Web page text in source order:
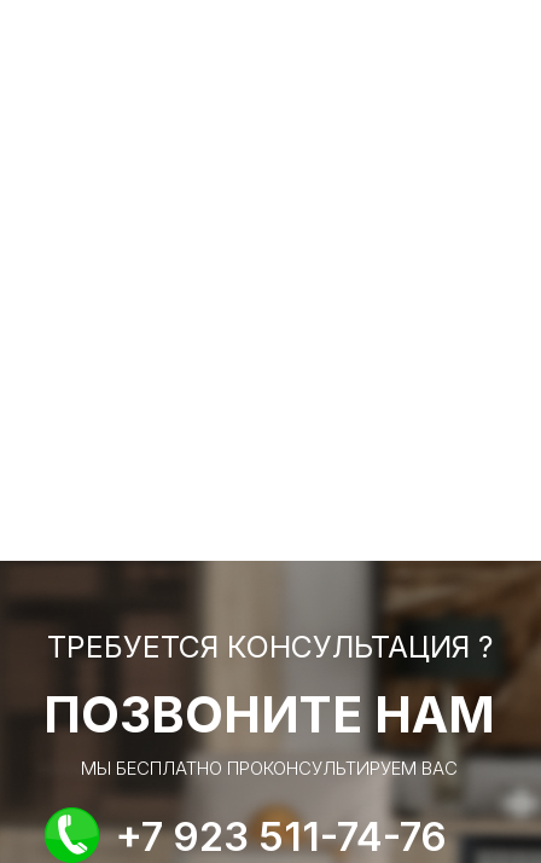
ТРЕБУЕТСЯ КОНСУЛЬТАЦИЯ ?
ПОЗВОНИТЕ НАМ
МЫ БЕСПЛАТНО ПРОКОНСУЛЬТИРУЕМ ВАС
+7 923 511-74-76